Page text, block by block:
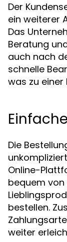
Der
ein weiterer
Das
Beratung
auch nach
schnelle
was zu
Die
Online-
bequem von
bestellen.
weiter